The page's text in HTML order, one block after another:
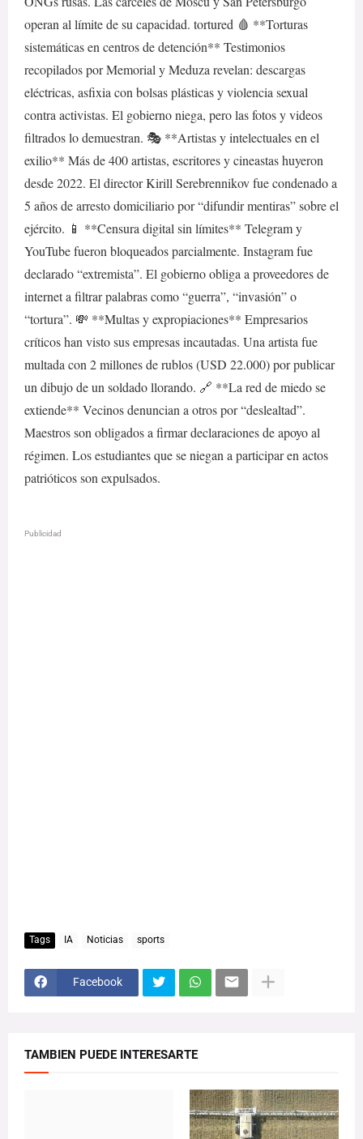
operan al límite de su capacidad. tortured 🩸 **Torturas
sistemáticas en centros de detención** Testimonios
recopilados por Memorial y Meduza revelan: descargas
eléctricas, asfixia con bolsas plásticas y violencia sexual
contra activistas. El gobierno niega, pero las fotos y videos
filtrados lo demuestran. 🎭 **Artistas y intelectuales en el
exilio** Más de 400 artistas, escritores y cineastas huyeron
desde 2022. El director Kirill Serebrennikov fue condenado a
5 años de arresto domiciliario por “difundir mentiras” sobre el
ejército. 📱 **Censura digital sin límites** Telegram y
YouTube fueron bloqueados parcialmente. Instagram fue
declarado “extremista”. El gobierno obliga a proveedores de
internet a filtrar palabras como “guerra”, “invasión” o
“tortura”. 💸 **Multas y expropiaciones** Empresarios
críticos han visto sus empresas incautadas. Una artista fue
multada con 2 millones de rublos (USD 22.000) por publicar
un dibujo de un soldado llorando. 🔗 **La red de miedo se
extiende** Vecinos denuncian a otros por “deslealtad”.
Maestros son obligados a firmar declaraciones de apoyo al
régimen. Los estudiantes que se niegan a participar en actos
patrióticos son expulsados.
Publicidad
Tags IA Noticias sports
Facebook
TAMBIEN PUEDE INTERESARTE